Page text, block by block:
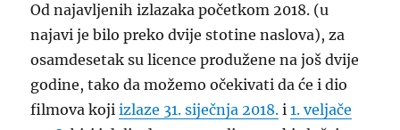
Od najavljenih izlazaka početkom 2018. (u
najavi je bilo preko dvije stotine naslova), za
osamdesetak su licence produžene na još dvije
godine, tako da možemo očekivati da će i dio
filmova kojiizlaze 31. siječnja 2018. i1. veljače